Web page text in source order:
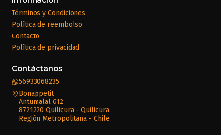
Términos y Condiciones
Política de reembolso
Contacto
Política de privacidad
Contáctanos
56933068235
Bonappetit
Antumalal 612
8721220 Quilicura - Quilicura
Región Metropolitana - Chile